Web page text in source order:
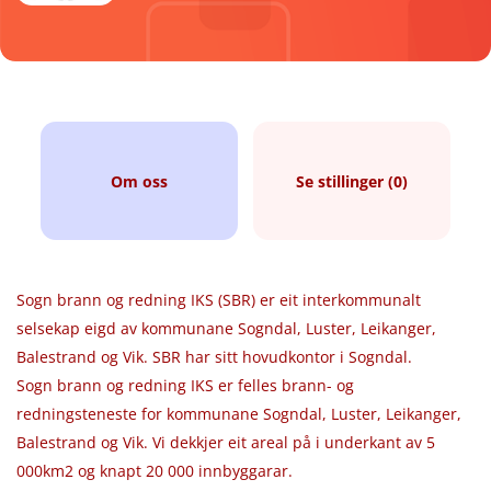
Om oss Se stillinger (0)
Sogn brann og redning IKS (SBR) er eit interkommunalt
selsekap eigd av kommunane Sogndal, Luster, Leikanger,
Balestrand og Vik. SBR har sitt hovudkontor i Sogndal.
Sogn brann og redning IKS er felles brann- og
redningsteneste for kommunane Sogndal, Luster, Leikanger,
Balestrand og Vik. Vi dekkjer eit areal på i underkant av 5
000km2 og knapt 20 000 innbyggarar.